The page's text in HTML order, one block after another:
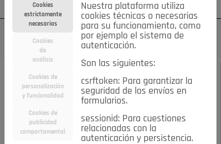
Su cuenta Regístrese ¿Olvidó su contraseña?
ABRIL 2017 / REPORTAJE
De Pozuelo a
Lavapies, el problema
Cookies
estrictamente
necesarias
Cookies
de
análisis
Cookies de
personalización
y funcionalidad
Cookies de
publicidad
comportamental
Nuestra plataforma utiliza
cookies técnicas o necesarias
para su funcionamiento, como
por ejemplo el sistema de
autenticación.
Son las siguientes:
csrftoken: Para garantizar la
seguridad de los envíos en
formularios.
sessionid: Para cuestiones
relacionadas con la
autenticación y persistencia.